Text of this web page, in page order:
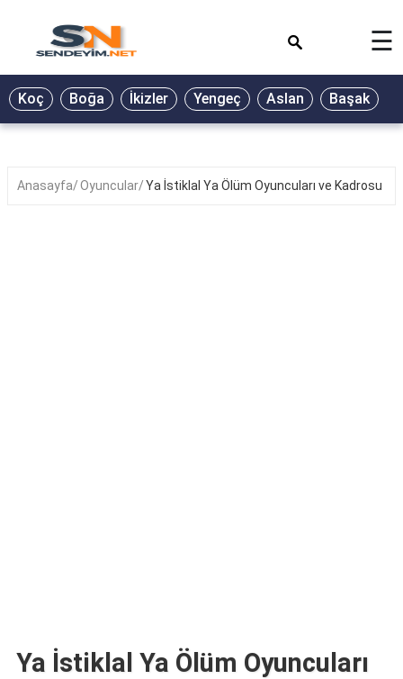
BİYOGRAFİ
GALERİ
☰
Koç Boğa İkizler Yengeç Aslan Başak
Anasayfa Oyuncular Ya İstiklal Ya Ölüm Oyuncuları ve Kadrosu
Ya İstiklal Ya Ölüm Oyuncuları